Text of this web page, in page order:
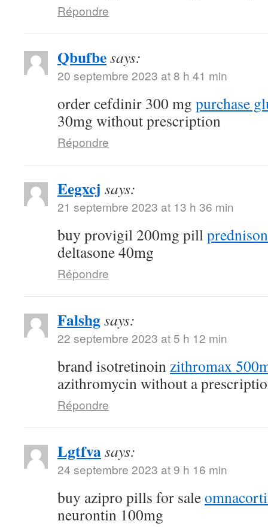
Répondre
Qbufbesays:
20 septembre 2023 at 8 h 41 min
order cefdinir 300 mg purchase
30mg without prescription
Répondre
Eegxcj says:
21 septembre 2023 at 13 h 36 min
buy provigil 200mg pill
deltasone 40mg
Répondre
Falshgsays:
22 septembre 2023 at 5 h 12 min
brand isotretinoinzithromax
azithromycin without a
Répondre
Lgtfvasays:
24 septembre 2023 at 9 h 16 min
buy azipro pills for sale
neurontin 100mg